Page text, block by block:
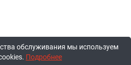
обслуживания мы используем
Подробнее